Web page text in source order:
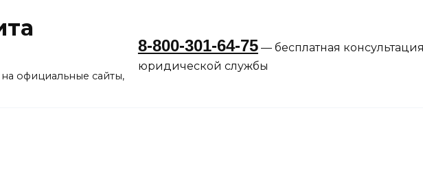
официальные сайты,
8-800-301-64-75— бесплатная
юридической службы